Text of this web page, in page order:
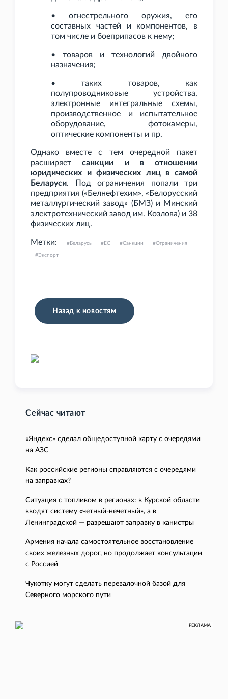
• огнестрельного оружия, его
составных частей и компонентов, в
том числе и боеприпасов к нему;
• товаров и технологий двойного
назначения;
• таких товаров, как
полупроводниковые устройства,
электронные интегральные схемы,
производственное и испытательное
оборудование, фотокамеры,
оптические компоненты и пр.
Однако вместе с тем очередной пакет
расширяетсанкции и в отношении
юридических и физических лиц в самой
Беларуси. Под ограничения попали три
предприятия («Белнефтехим», «Белорусский
металлургический завод» (БМЗ) и Минский
электротехнический завод им. Козлова) и 38
физических лиц.
Метки: Беларусь ЕС Санкции Ограничения
Экспорт
Назад к новостям
Сейчас читают
«Яндекс» сделал общедоступной карту с очередями
на АЗС
Как российские регионы справляются с очередями
на заправках?
Ситуация с топливом в регионах: в Курской области
вводят систему «четный-нечетный», а в
Ленинградской — разрешают заправку в канистры
Армения начала самостоятельное восстановление
своих железных дорог, но продолжает консультации
с Россией
Чукотку могут сделать перевалочной базой для
Северного морского пути
РЕКЛАМА